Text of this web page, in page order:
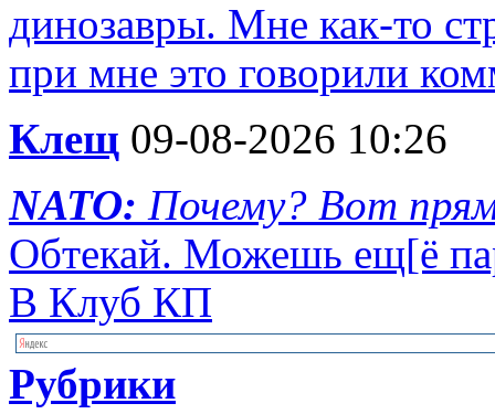
динозавры. Мне как-то
при мне это говорили
Клещ 09-08-2026 10:26
NATO: Почему? Вот
Обтекай. Можешь ещ[ё
В Клуб КП
Рубрики